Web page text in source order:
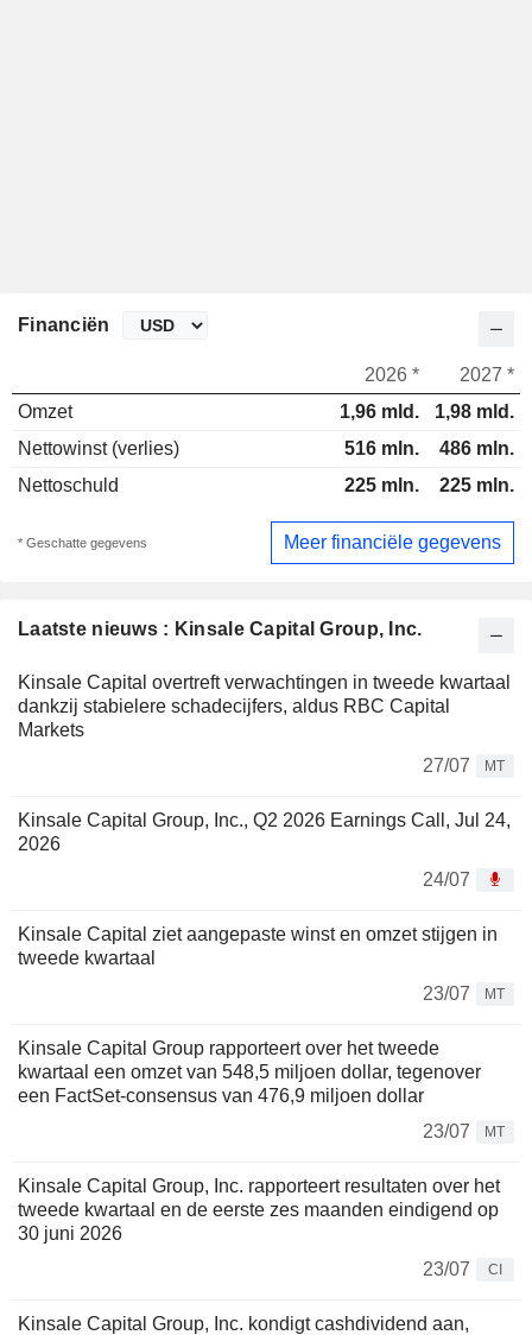
Laatste nieuws : Kinsale Capital Group, Inc.
Kinsale Capital overtreft verwachtingen in tweede kwartaal
dankzij stabielere schadecijfers, aldus RBC Capital
Markets
27/07
MT
Kinsale Capital Group, Inc., Q2 2026 Earnings Call, Jul 24,
2026
24/07
Kinsale Capital ziet aangepaste winst en omzet stijgen in
tweede kwartaal
23/07
MT
Kinsale Capital Group rapporteert over het tweede
kwartaal een omzet van 548,5 miljoen dollar, tegenover
een FactSet-consensus van 476,9 miljoen dollar
23/07
MT
Kinsale Capital Group, Inc. rapporteert resultaten over het
tweede kwartaal en de eerste zes maanden eindigend op
30 juni 2026
23/07
CI
Kinsale Capital Group, Inc. kondigt cashdividend aan,
Financiën
2026 *
2027 *
Omzet
1,96 mld.
1,98 mld.
Nettowinst (verlies)
516 mln.
486 mln.
Nettoschuld
225 mln. 225 mln.
* Geschatte gegevens Meer financiële gegevens